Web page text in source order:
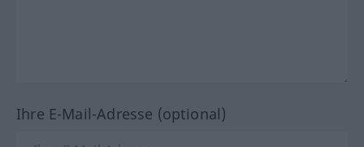
Ihre E-Mail-Adresse (optional)